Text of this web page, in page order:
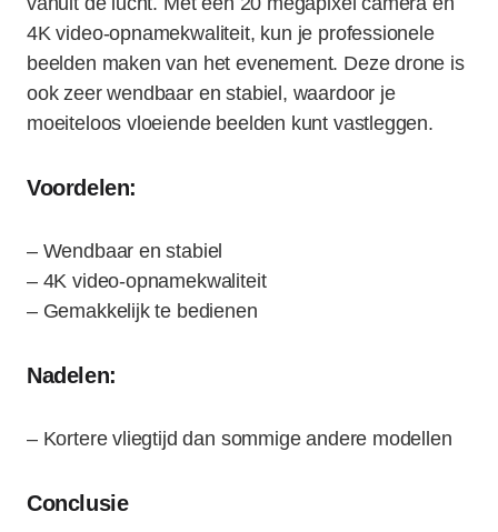
4K video-opnamekwaliteit, kun je professionele
beelden maken van het evenement. Deze drone is
ook zeer wendbaar en stabiel, waardoor je
moeiteloos vloeiende beelden kunt vastleggen.
Voordelen:
– Wendbaar en stabiel
– 4K video-opnamekwaliteit
– Gemakkelijk te bedienen
Nadelen:
– Kortere vliegtijd dan sommige andere modellen
Conclusie